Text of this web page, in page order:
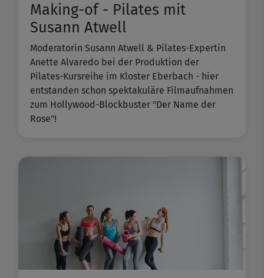
Making-of - Pilates mit
Susann Atwell
Moderatorin Susann Atwell & Pilates-Expertin
Anette Alvaredo bei der Produktion der
Pilates-Kursreihe im Kloster Eberbach - hier
entstanden schon spektakuläre Filmaufnahmen
zum Hollywood-Blockbuster "Der Name der
Rose"!